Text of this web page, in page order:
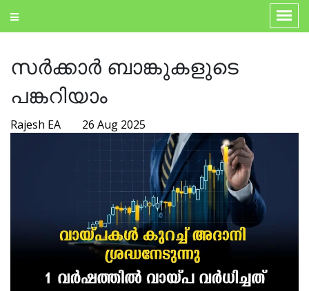
സര്‍ക്കാര്‍ ബാങ്കുകളുടെ
പങ്കറിയാം
Rajesh EA 26 Aug 2025